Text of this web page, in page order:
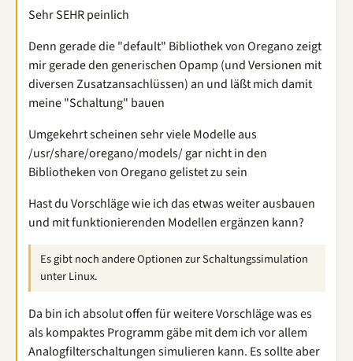
Sehr SEHR peinlich
Denn gerade die "default" Bibliothek von Oregano zeigt
mir gerade den generischen Opamp (und Versionen mit
diversen Zusatzansachlüssen) an und läßt mich damit
meine "Schaltung" bauen
Umgekehrt scheinen sehr viele Modelle aus
/usr/share/oregano/models/ gar nicht in den
Bibliotheken von Oregano gelistet zu sein
Hast du Vorschläge wie ich das etwas weiter ausbauen
und mit funktionierenden Modellen ergänzen kann?
Es gibt noch andere Optionen zur Schaltungssimulation
unter Linux.
Da bin ich absolut offen für weitere Vorschläge was es
als kompaktes Programm gäbe mit dem ich vor allem
Analogfilterschaltungen simulieren kann. Es sollte aber